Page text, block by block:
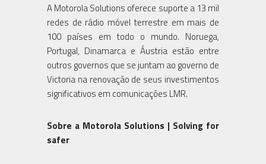
A Motorola Solutions oferece suporte a 13 mil
redes de rádio móvel terrestre em mais de
100 países em todo o mundo. Noruega,
Portugal, Dinamarca e Áustria estão entre
outros governos que se juntam ao governo de
Victoria na renovação de seus investimentos
significativos em comunicações LMR.
Sobre a Motorola Solutions | Solving for
safer